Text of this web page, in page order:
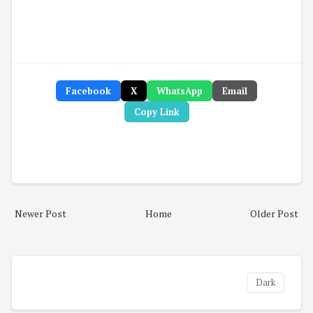
Facebook X WhatsApp
Email
Copy Link
Newer Post Older Post
Home
Dark